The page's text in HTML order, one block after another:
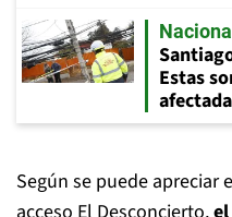
Nacional
Estas
Según se puede